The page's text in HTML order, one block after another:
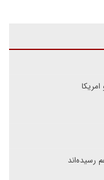
رسیده‌اند